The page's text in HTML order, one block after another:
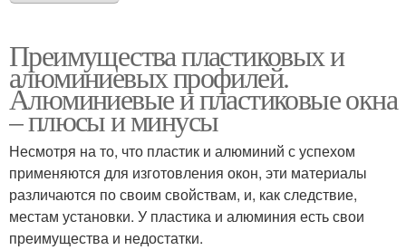
Преимущества пластиковых и
алюминиевых профилей.
Алюминиевые и пластиковые окна
– плюсы и минусы
Несмотря на то, что пластик и алюминий с успехом
применяются для изготовления окон, эти материалы
различаются по своим свойствам, и, как следствие,
местам установки. У пластика и алюминия есть свои
преимущества и недостатки.